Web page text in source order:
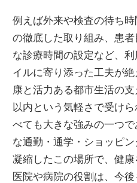
例えば外来や検査の待ち
の徹底した取り組み、患
な診療時間の設定など、
イルに寄り添った工夫が
康と活力ある都市生活の
以内という気軽さで受け
べても大きな強みの一つ
な通勤・通学・ショッピ
凝縮したこの場所で、健
医院や病院の役割は、今